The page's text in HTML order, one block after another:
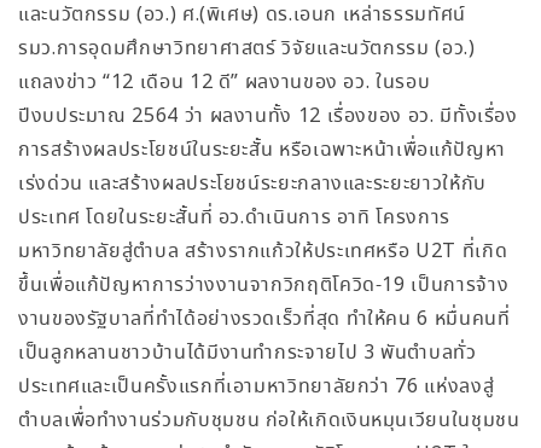
และนวัตกรรม (อว.) ศ.(พิเศษ) ดร.เอนก เหล่าธรรมทัศน์
รมว.การอุดมศึกษาวิทยาศาสตร์ วิจัยและนวัตกรรม (อว.)
แถลงข่าว “12 เดือน 12 ดี” ผลงานของ อว. ในรอบ
ปีงบประมาณ 2564 ว่า ผลงานทั้ง 12 เรื่องของ อว. มีทั้งเรื่อง
การสร้างผลประโยชน์ในระยะสั้น หรือเฉพาะหน้าเพื่อแก้ปัญหา
เร่งด่วน และสร้างผลประโยชน์ระยะกลางและระยะยาวให้กับ
ประเทศ โดยในระยะสั้นที่ อว.ดำเนินการ อาทิ โครงการ
มหาวิทยาลัยสู่ตำบล สร้างรากแก้วให้ประเทศหรือ U2T ที่เกิด
ขึ้นเพื่อแก้ปัญหาการว่างงานจากวิกฤติโควิด-19 เป็นการจ้าง
งานของรัฐบาลที่ทำได้อย่างรวดเร็วที่สุด ทำให้คน 6 หมื่นคนที่
เป็นลูกหลานชาวบ้านได้มีงานทำกระจายไป 3 พันตำบลทั่ว
ประเทศและเป็นครั้งแรกที่เอามหาวิทยาลัยกว่า 76 แห่งลงสู่
ตำบลเพื่อทำงานร่วมกับชุมชน ก่อให้เกิดเงินหมุนเวียนในชุมชน